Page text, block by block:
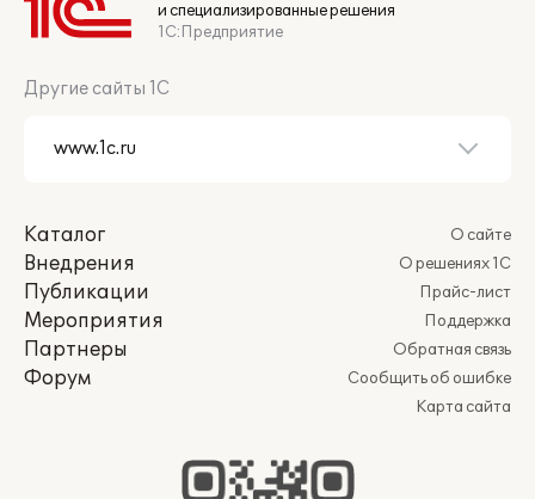
и специализированные решения
1С:Предприятие
Другие сайты 1С
Каталог
Внедрения
Публикации
Мероприятия
Партнеры
Форум
О сайте
О решениях 1С
Прайс-лист
Поддержка
Обратная связь
Сообщить об ошибке
Карта сайта